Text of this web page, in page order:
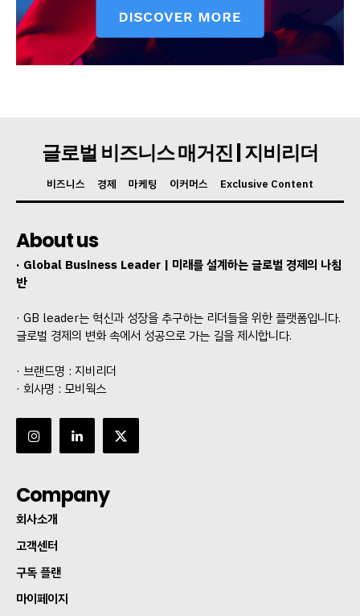
글로벌 비즈니스 매거진 | 지비리더
비즈니스 경제 마케팅 이커머스 Exclusive Content
About us
· Global Business Leader | 미래를 설계하는 글로벌 경제의 나침
반
· GB leader는 혁신과 성장을 추구하는 리더들을 위한 플랫폼입니다.
글로벌 경제의 변화 속에서 성공으로 가는 길을 제시합니다.
· 브랜드명 : 지비리더
· 회사명 : 모비웍스
Company
회사소개
고객센터
구독 플랜
마이페이지